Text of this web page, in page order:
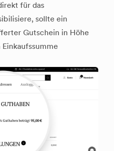
für das
sollte ein
Gutschein in Höhe
Einkaufssumme